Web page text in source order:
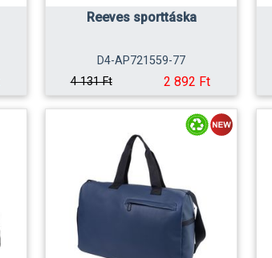
Reeves sporttáska
D4-AP721559-77
4 131 Ft
2 892 Ft